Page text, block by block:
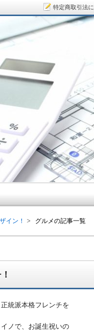
統派本格フレンチを
ノで、お誕生祝いの
イン！ グルメの記事一覧
.COM～空
特定商取引法